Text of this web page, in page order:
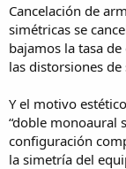
Cancelación de
simétricas se
bajamos la tasa
las distorsiones
Y el motivo
“doble monoaural
configuración
la simetría del